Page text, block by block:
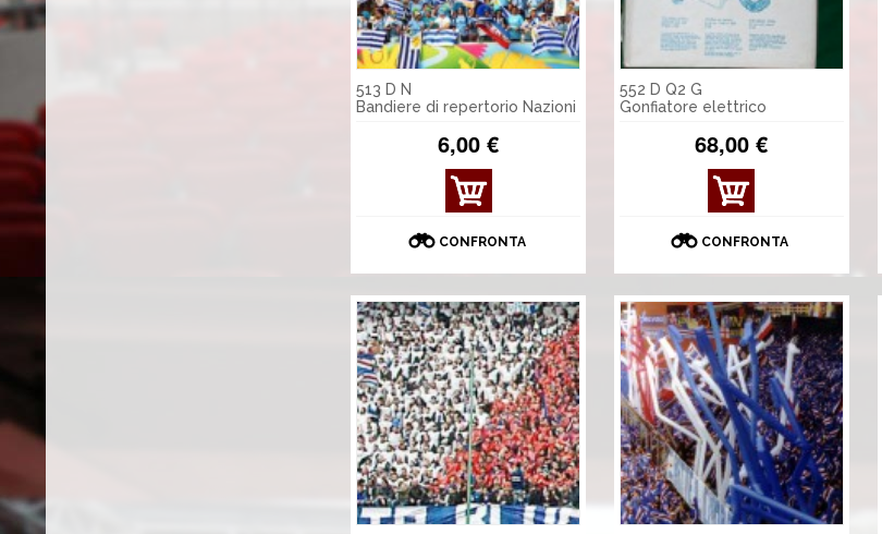
513 D N
Bandiere di repertorio Nazioni
6,00 €
CONFRONTA
552 D Q2 G
Gonfiatore elettrico
68,00 €
CONFRONTA